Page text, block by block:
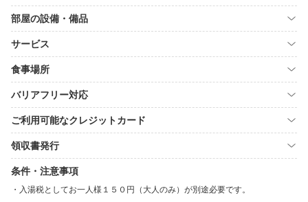
部屋の設備・備品
サービス
食事場所
バリアフリー対応
ご利用可能なクレジットカード
領収書発行
条件・注意事項
入湯税としてお一人様１５０円（大人のみ）が別途必要です。